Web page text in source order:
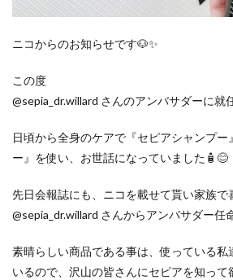
ニコからのお知らせです🐶✨
この度
@sepia_dr.willard さんのアンバサダーに就
日頃から全身のケアで『セピアシャンプー
ー』を使い、お世話になっていました🧴😊
先日会報誌にも、ニコを載せて貰い家族で
@sepia_dr.willard さんからアンバサダー任
素晴らしい商品である事は、使っている私
いるので、沢山の皆さんにセピアを知って